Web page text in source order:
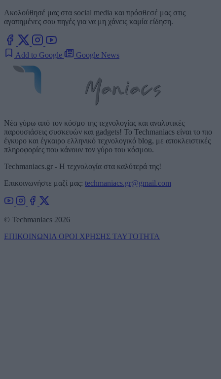
Ακολούθησέ μας στα social media και πρόσθεσέ μας στις
αγαπημένες σου πηγές για να μη χάνεις καμία είδηση.
Add to Google Google News
Νέα γύρω από τον κόσμο της τεχνολογίας και αναλυτικές
παρουσιάσεις συσκευών και gadgets! Το Techmaniacs είναι το πιο
έγκυρο και έγκαιρο ελληνικό τεχνολογικό blog, με αποκλειστικές
πληροφορίες που κάνουν τον γύρο του κόσμου.
Techmaniacs.gr - Η τεχνολογία στα καλύτερά της!
Επικοινωνήστε μαζί μας: techmaniacs.gr@gmail.com
© Techmaniacs 2026
ΕΠΙΚΟΙΝΩΝΙΑ ΟΡΟΙ ΧΡΗΣΗΣ ΤΑΥΤΟΤΗΤΑ